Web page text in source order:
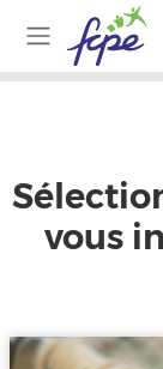
Passer au contenu
Panneau
vous